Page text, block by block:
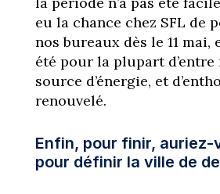
eu la chance chez SFL de
nos bureaux dès le 11
été pour la plupart d’entre
source d’énergie, et
renouvelé.
Enfin, pour finir, auriez-
pour définir la ville de